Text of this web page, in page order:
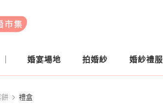
集 婚宴場地 拍婚紗 婚紗禮服
餅 禮盒